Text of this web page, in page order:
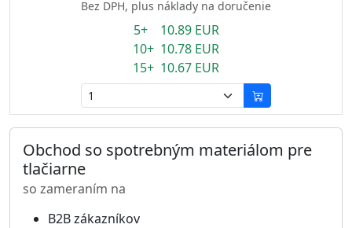
Bez DPH, plus náklady na doručenie
5+ 10.89 EUR
10+ 10.78 EUR
15+ 10.67 EUR
Obchod so spotrebným materiálom pre
tlačiarne
so zameraním na
B2B zákazníkov